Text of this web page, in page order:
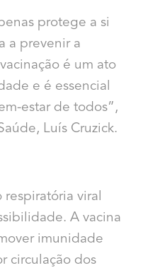
protege a si
a prevenir a
é um ato
e é essencial
estar de todos”,
Luís Cruzick.
viral
A vacina
imunidade
circulação dos